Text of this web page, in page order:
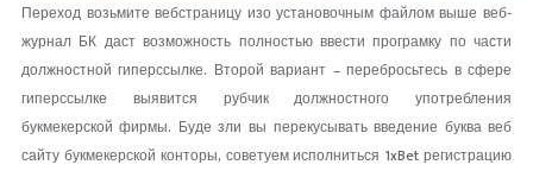
Переход возьмите вебстраницу изо установочным файлом выше веб-
журнал БК даст возможность полностью ввести програмку по части
должностной гиперссылке. Второй вариант – перебросьтесь в сфере
гиперссылке выявится рубчик должностного употребления
букмекерской фирмы. Буде зли вы перекусывать введение буква веб
сайту букмекерской конторы, советуем исполниться 1xBet регистрацию